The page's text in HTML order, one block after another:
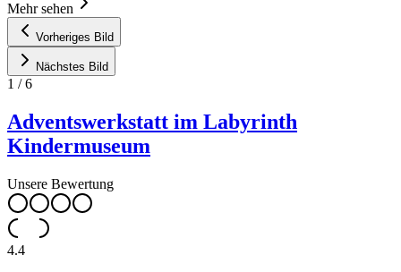
Mehr sehen
Vorheriges Bild
Nächstes Bild
1 /6
Adventswerkstatt im Labyrinth
Kindermuseum
Unsere Bewertung
4.4